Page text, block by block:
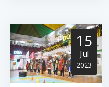
15
Jul
2023